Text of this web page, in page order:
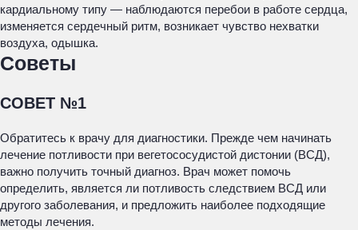
кардиальному типу — наблюдаются перебои в работе сердца,
изменяется сердечный ритм, возникает чувство нехватки
воздуха, одышка.
Советы
СОВЕТ №1
Обратитесь к врачу для диагностики. Прежде чем начинать
лечение потливости при вегетососудистой дистонии (ВСД),
важно получить точный диагноз. Врач может помочь
определить, является ли потливость следствием ВСД или
другого заболевания, и предложить наиболее подходящие
методы лечения.